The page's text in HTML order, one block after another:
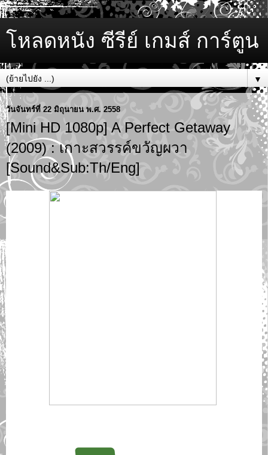
โหลดหนัง ซีรีย์ เกมส์ การ์ตูน
▼
วันจันทร์ที่ 22 มิถุนายน พ.ศ. 2558
[Mini HD 1080p] A Perfect Getaway
(2009) : เกาะสวรรค์ขวัญผวา
[Sound&Sub:Th/Eng]